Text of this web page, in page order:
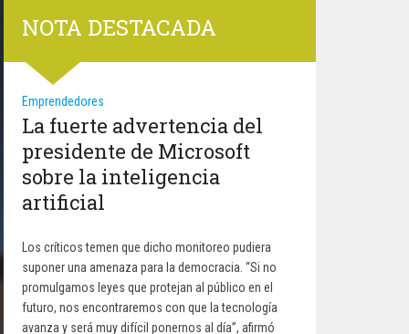
NOTA DESTACADA
Emprendedores
La fuerte advertencia del
presidente de Microsoft
sobre la inteligencia
artificial
Los críticos temen que dicho monitoreo pudiera
suponer una amenaza para la democracia. “Si no
promulgamos leyes que protejan al público en el
futuro, nos encontraremos con que la tecnología
avanza y será muy difícil ponernos al día”, afirmó